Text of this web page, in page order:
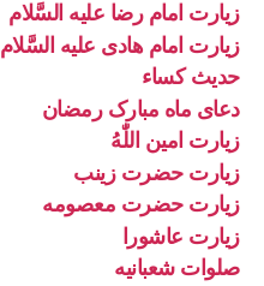
زیارت امام رضا علیه السَّلام
زیارت امام هادی علیه السَّلام
حدیث کساء
دعای ماه مبارک رمضان
زیارت امین اللّٰهُ
زیارت حضرت زینب
زیارت حضرت معصومه
زیارت عاشورا
صلوات شعبانیه